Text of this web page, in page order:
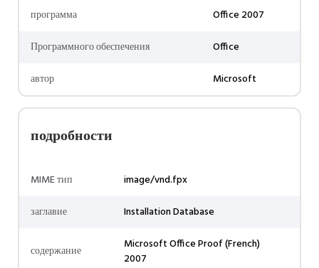
программа
Office 2007
Программного обеспечения
Office
автор
Microsoft
подробности
MIME тип
image/vnd.fpx
заглавие
Installation Database
содержание
Microsoft Office Proof (French)
2007